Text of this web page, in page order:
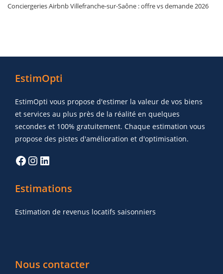
Conciergeries Airbnb Villefranche-sur-Saône : offre vs demande 2026
EstimOpti
EstimOpti vous propose d'estimer la valeur de vos biens
et services au plus près de la réalité en quelques
secondes et 100% gratuitement. Chaque estimation vous
propose des pistes d'amélioration et d'optimisation.
Estimations
Estimation de revenus locatifs saisonniers
Nous contacter